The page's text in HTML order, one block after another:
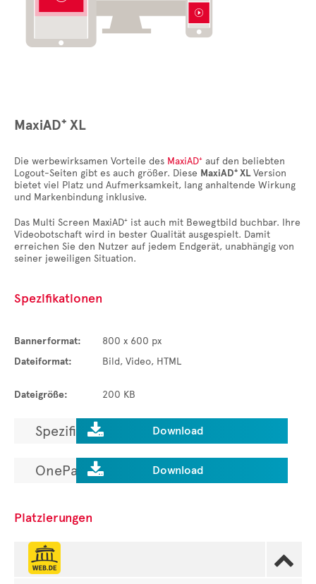
MaxiAD⁺ XL
Die werbewirksamen Vorteile des MaxiAD⁺ auf den beliebten
Logout-Seiten gibt es auch größer. Diese MaxiAD⁺ XLVersion
bietet viel Platz und Aufmerksamkeit, lang anhaltende Wirkung
und Markenbindung inklusive.
Das Multi Screen MaxiAD⁺ ist auch mit Bewegtbild buchbar. Ihre
Videobotschaft wird in bester Qualität ausgespielt. Damit
erreichen Sie den Nutzer auf jedem Endgerät, unabhängig von
seiner jeweiligen Situation.
Spezifikationen
Bannerformat:
800 x 600 px
Dateiformat:
Bild, Video, HTML
Dateigröße: 200 KB
Spezifikationen laden.
 Download
OnePager laden.
 Download
Platzierungen
